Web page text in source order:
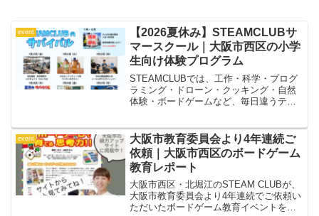
event
【2026夏休み】STEAMCLUBサ
マースクール｜大阪市西区の小学
生向け体験プログラム
STEAMCLUBでは、工作・科学・プログ
ラミング・ドローン・クッキング・自然
体験・ボードゲームなど、毎日違うテー
ぴったりな工作や実験、仲間と協力する
チャレンジ企画、社会や自然を学ぶおで
かけイベントなど、子どもたちの好奇心
を刺激するプログラムをたくさんご用意
しています。
event
大阪市教育委員会より4年連続ご
依頼｜大阪市西区のボードゲーム
教育レポート
大阪市西区・北堀江のSTEAM CLUBが、
大阪市教育委員会より4年連続でご依頼い
ただいたボードゲーム教育イベントをレ